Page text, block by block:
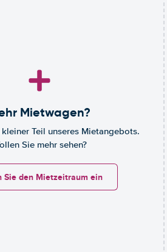
Mietwagen?
Teil unseres Mietangebots.
Sie mehr sehen?
Sie den Mietzeitraum ein